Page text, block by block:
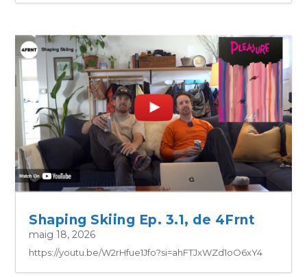
Shaping Skiing Ep. 3.1, de 4Frnt
maig 18, 2026
https://youtu.be/W2rHfue1Jfo?si=ahFTJxWZd1oO6xY4